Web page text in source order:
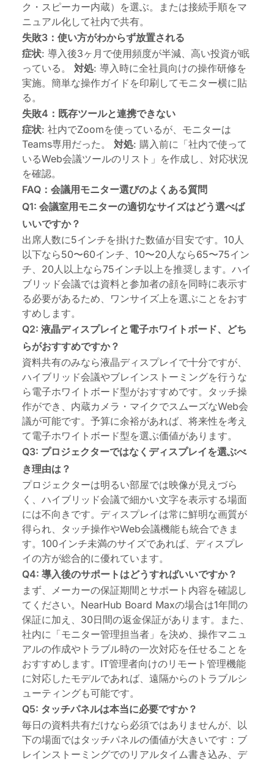
ク・スピーカー内蔵）を選ぶ。または接続手順をマ
ニュアル化して社内で共有。
失敗3：使い方がわからず放置される
症状: 導入後3ヶ月で使用頻度が半減、高い投資が眠
っている。 対処: 導入時に全社員向けの操作研修を
実施。簡単な操作ガイドを印刷してモニター横に貼
る。
失敗4：既存ツールと連携できない
症状: 社内でZoomを使っているが、モニターは
Teams専用だった。 対処: 購入前に「社内で使って
いるWeb会議ツールのリスト」を作成し、対応状況
を確認。
FAQ：会議用モニター選びのよくある質問
Q1: 会議室用モニターの適切なサイズはどう選べば
いいですか？
出席人数に5インチを掛けた数値が目安です。10人
以下なら50〜60インチ、10〜20人なら65〜75イン
チ、20人以上なら75インチ以上を推奨します。ハイ
ブリッド会議では資料と参加者の顔を同時に表示す
る必要があるため、ワンサイズ上を選ぶことをおす
すめします。
Q2: 液晶ディスプレイと電子ホワイトボード、どち
らがおすすめですか？
資料共有のみなら液晶ディスプレイで十分ですが、
ハイブリッド会議やブレインストーミングを行うな
ら電子ホワイトボード型がおすすめです。タッチ操
作ができ、内蔵カメラ・マイクでスムーズなWeb会
議が可能です。予算に余裕があれば、将来性を考え
て電子ホワイトボード型を選ぶ価値があります。
Q3: プロジェクターではなくディスプレイを選ぶべ
き理由は？
プロジェクターは明るい部屋では映像が見えづら
く、ハイブリッド会議で細かい文字を表示する場面
には不向きです。ディスプレイは常に鮮明な画質が
得られ、タッチ操作やWeb会議機能も統合できま
す。100インチ未満のサイズであれば、ディスプレ
イの方が総合的に優れています。
Q4: 導入後のサポートはどうすればいいですか？
まず、メーカーの保証期間とサポート内容を確認し
てください。NearHub Board Maxの場合は1年間の
保証に加え、30日間の返金保証があります。また、
社内に「モニター管理担当者」を決め、操作マニュ
アルの作成やトラブル時の一次対応を任せることを
おすすめします。IT管理者向けのリモート管理機能
に対応したモデルであれば、遠隔からのトラブルシ
ューティングも可能です。
Q5: タッチパネルは本当に必要ですか？
毎日の資料共有だけなら必須ではありませんが、以
下の場面ではタッチパネルの価値が大きいです：ブ
レインストーミングでのリアルタイム書き込み、デ